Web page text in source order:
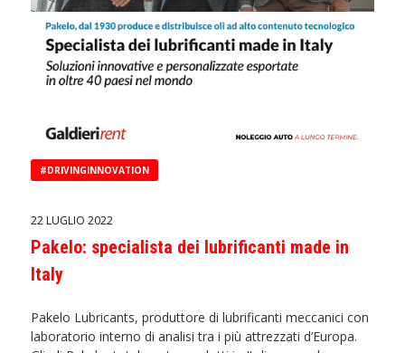
#DRIVINGINNOVATION
22 LUGLIO 2022
Pakelo: specialista dei lubrificanti made in
Italy
Pakelo Lubricants, produttore di lubrificanti meccanici con
laboratorio interno di analisi tra i più attrezzati d’Europa.